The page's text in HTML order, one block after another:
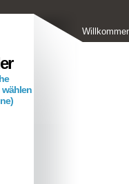
wählen